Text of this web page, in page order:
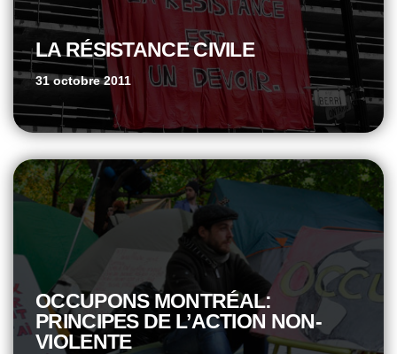
LA RÉSISTANCE CIVILE
31 octobre 2011
OCCUPONS MONTRÉAL:
PRINCIPES DE L’ACTION NON-
VIOLENTE